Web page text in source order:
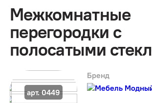
Межкомнатные
перегородки с
полосатыми
арт. 0449
Бренд